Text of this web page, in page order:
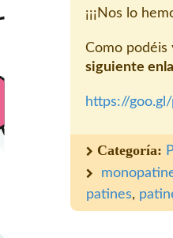
¡¡¡Nos lo
Como podéis
siguiente
https://
Categoría:
patines,